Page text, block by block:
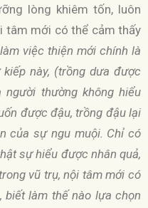
lòng khiêm tốn, luôn
tâm mới có thể cảm thấy
việc thiện mới chính là
này, (trồng dưa được
thường không hiểu
được đậu, trồng đậu lại
của sự ngu muội. Chỉ có
sự hiểu được nhân quả,
vũ trụ, nội tâm mới có
làm thế nào lựa chọn